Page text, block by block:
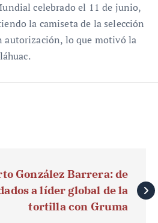
celebrado el 11 de junio,
la camiseta de la selección
autorización, lo que motivó la
González Barrera: de
a líder global de la
tortilla con Gruma